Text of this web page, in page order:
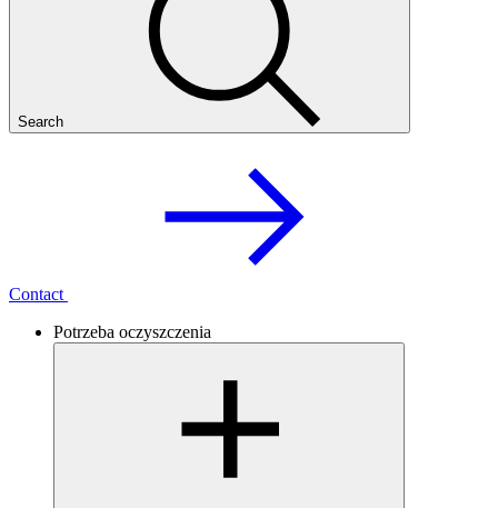
Search
Contact
Potrzeba oczyszczenia